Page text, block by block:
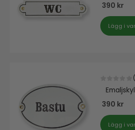
390 kr
Lägg i
out of 5
390 kr
Lägg i